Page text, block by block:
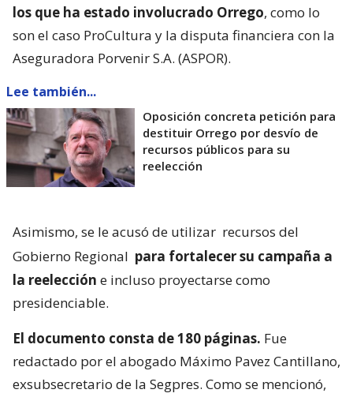
los que ha estado involucrado Orrego, como lo
son el caso ProCultura y la disputa financiera con la
Aseguradora Porvenir S.A. (ASPOR).
Lee también...
Oposición concreta petición para
destituir Orrego por desvío de
recursos públicos para su
reelección
Asimismo, se le acusó de utilizar recursos del
Gobierno Regional para fortalecer su campaña a
la reelección e incluso proyectarse como
presidenciable.
El documento consta de 180 páginas. Fue
redactado por el abogado Máximo Pavez Cantillano,
exsubsecretario de la Segpres. Como se mencionó,